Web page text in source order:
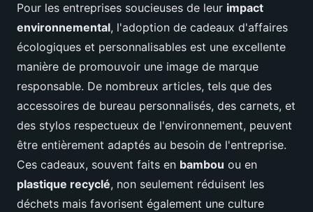
Pour les entreprises soucieuses de leur impact
environnemental, l'adoption de cadeaux d'affaires
écologiques et personnalisables est une excellente
manière de promouvoir une image de marque
responsable. De nombreux articles, tels que des
accessoires de bureau personnalisés, des carnets, et
des stylos respectueux de l'environnement, peuvent
être entièrement adaptés au besoin de l'entreprise.
Ces cadeaux, souvent faits en bambou ou en
plastique recyclé, non seulement réduisent les
déchets mais favorisent également une culture